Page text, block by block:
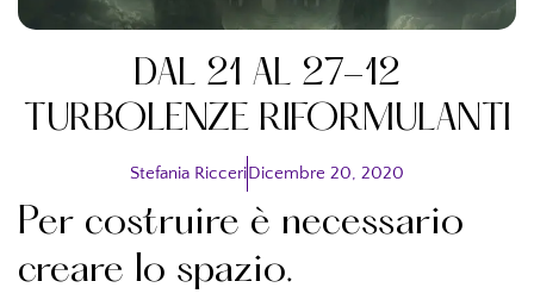
DAL 21 AL 27-12
TURBOLENZE RIFORMULANTI
Stefania RicceriDicembre 20, 2020
Per costruire è necessario
creare lo spazio.